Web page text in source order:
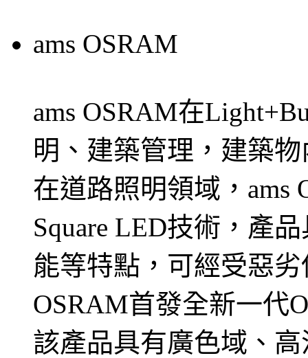
ams OSRAM
ams OSRAM在
明、建築管理，建築
在道路照明領域，ams
Square LED技術，產
能等特點，可經受惡
OSRAM首發全新一代
該產品具有廣色域、